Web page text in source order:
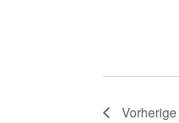
Vorherige